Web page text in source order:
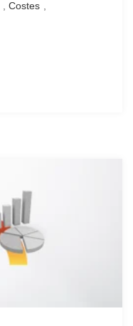
Costes